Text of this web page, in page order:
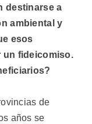
destinarse a
ambiental y
esos
un fideicomiso.
de
años se